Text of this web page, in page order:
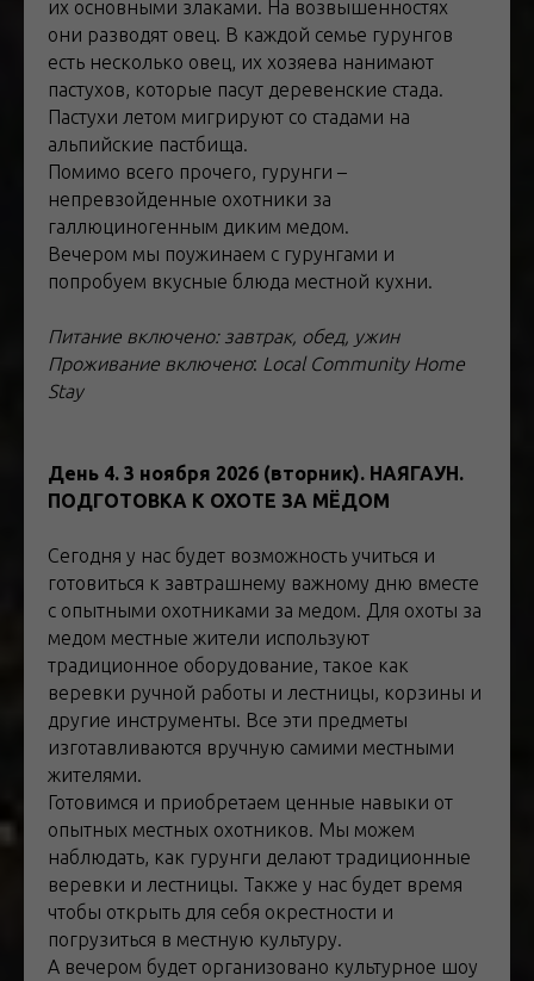
их основными злаками. На возвышенностях
они разводят овец. В каждой семье гурунгов
есть несколько овец, их хозяева нанимают
пастухов, которые пасут деревенские стада.
Пастухи летом мигрируют со стадами на
альпийские пастбища.
Помимо всего прочего, гурунги –
непревзойденные охотники за
галлюциногенным диким медом.
Вечером мы поужинаем с гурунгами и
попробуем вкусные блюда местной кухни.
Питание включено: завтрак, обед, ужин
Проживание включено: Local Community Home
Stay
День 4. 3 ноября 2026 (вторник). НАЯГАУН.
ПОДГОТОВКА К ОХОТЕ ЗА МЁДОМ
Сегодня у нас будет возможность учиться и
готовиться к завтрашнему важному дню вместе
с опытными охотниками за медом. Для охоты за
медом местные жители используют
традиционное оборудование, такое как
веревки ручной работы и лестницы, корзины и
другие инструменты. Все эти предметы
изготавливаются вручную самими местными
жителями.
Готовимся и приобретаем ценные навыки от
опытных местных охотников. Мы можем
наблюдать, как гурунги делают традиционные
веревки и лестницы. Также у нас будет время
чтобы открыть для себя окрестности и
погрузиться в местную культуру.
А вечером будет организовано культурное шоу